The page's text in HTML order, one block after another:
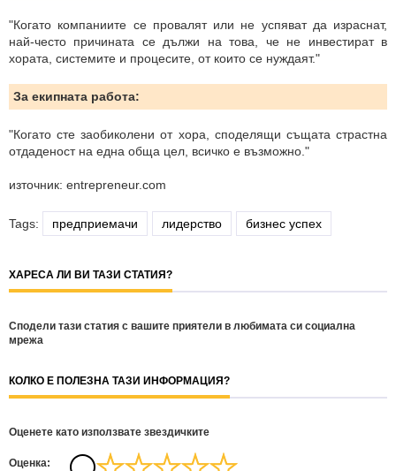
"Когато компаниите се провалят или не успяват да израснат,
най-често причината се дължи на това, че не инвестират в
хората, системите и процесите, от които се нуждаят."
За екипната работа:
"Когато сте заобиколени от хора, споделящи същата страстна
отдаденост на една обща цел, всичко е възможно."
източник: entrepreneur.com
Tags: предприемачи лидерство бизнес успех
ХАРЕСА ЛИ ВИ ТАЗИ СТАТИЯ?
Сподели тази статия с вашите приятели в любимата си социална
мрежа
КОЛКО Е ПОЛЕЗНА ТАЗИ ИНФОРМАЦИЯ?
Оценете като използвате звездичките
Oценка: